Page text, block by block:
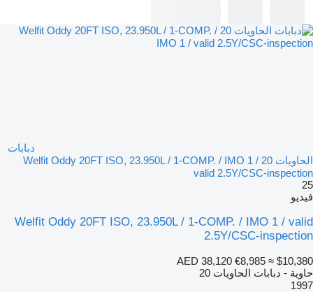
دبابات
الحاويات 20 Welfit Oddy 20FT ISO, 23.950L / 1-COMP. / IMO 1 /
valid 2.5Y/CSC-inspection
25
فيديو
Welfit Oddy 20FT ISO, 23.950L / 1-COMP. / IMO 1 / valid
2.5Y/CSC-inspection
AED 38,120 €8,985 ≈ $10,380
حاوية - دبابات الحاويات 20
1997